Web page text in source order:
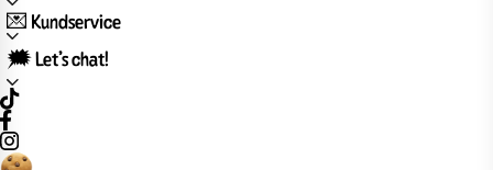
💌 Kundservice
🗯️ Let’s chat!